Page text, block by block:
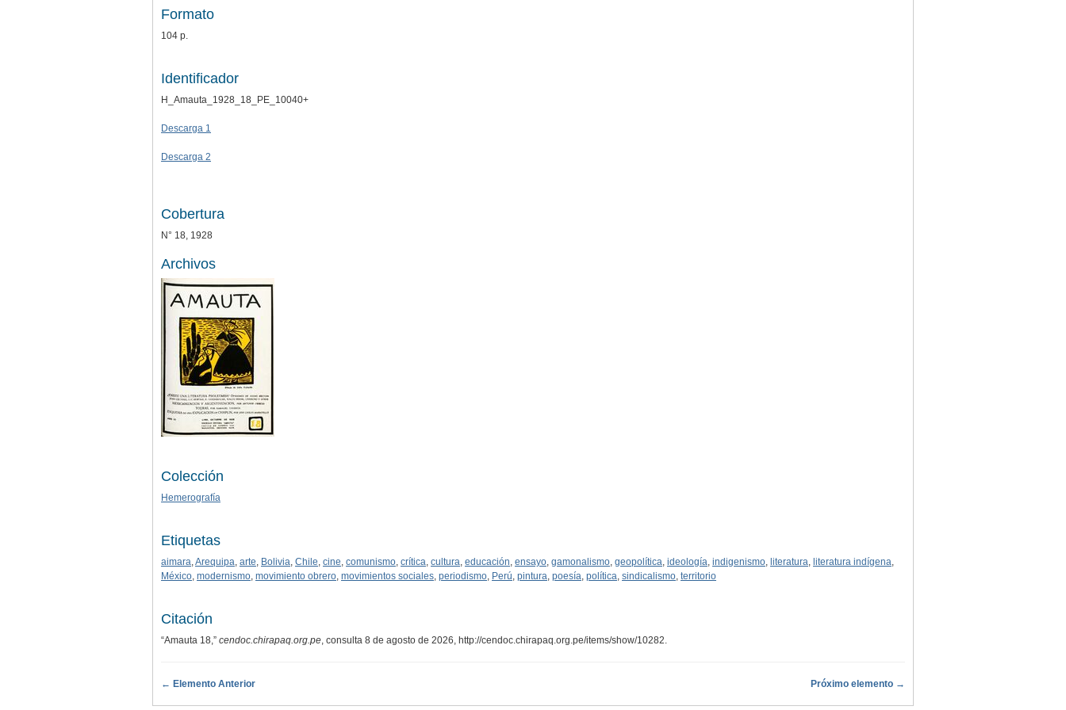
Formato
104 p.
Identificador
H_Amauta_1928_18_PE_10040+
Descarga 1
Descarga 2
Cobertura
N° 18, 1928
Archivos
Colección
Hemerografía
Etiquetas
aimara Arequipa arte Bolivia Chile cine comunismo crítica cultura educación ensayo gamonalismo geopolítica ideología indigenismo literatura literatura indígena
México modernismo movimiento obrero movimientos sociales periodismo Perú pintura poesía política sindicalismo territorio
Citación
“Amauta 18,” cendoc.chirapaq.org.pe , consulta 8 de agosto de 2026, http://cendoc.chirapaq.org.pe/items/show/10282
← Elemento Anterior Próximo elemento →